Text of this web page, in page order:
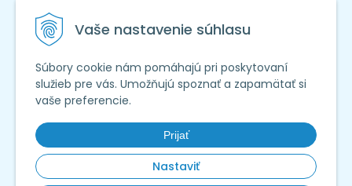
Vaše nastavenie súhlasu
Súbory cookie nám pomáhajú pri poskytovaní
služieb pre vás. Umožňujú spoznať a zapamätať si
vaše preferencie.
Prijať
Nastaviť
UŽITOČNÉ INFO
Ako založiť eshop
Eshop s podporou
www.uniobchod.sk